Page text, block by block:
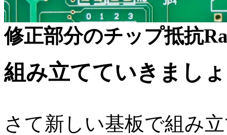
修正部分のチップ抵抗
組み立てていきまし
さて新しい基板で組み